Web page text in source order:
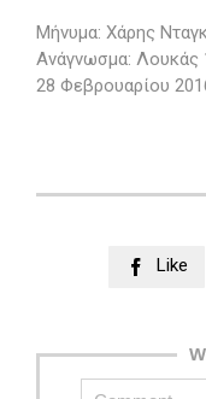
Μήνυμα: Χάρης
Ανάγνωσμα: Λουκάς
28 Φεβρουαρίου
 Like